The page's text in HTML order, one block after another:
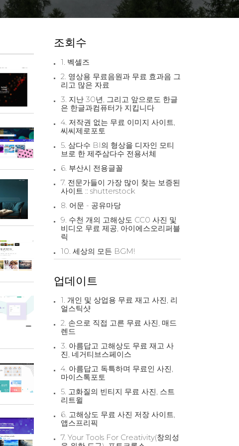
조회수
1. 벡셀즈
2. 영상용 무료음원과 무료 효과음 그
리고 많은 자료
3. 지난 30년, 그리고 앞으로도 한글
은 한글과컴퓨터가 지킵니다
4. 저작권 없는 무료 이미지 사이트,
씨씨제로포토
5. 삼다수 BI의 형상을 디자인 모티
브로 한 제주삼다수 전용서체
6. 부산시 전용글꼴
7. 전문가들이 가장 많이 찾는 보증된
사이트 :: shutterstock
8. 어문 - 공유마당
9. 수천 개의 고해상도 CC0 사진 및
비디오 무료 제공, 아이에스오리퍼블
릭
10. 세상의 모든 BGM!
업데이트
1. 개인 및 상업용 무료 재고 사진, 리
얼스틱샷
2. 손으로 직접 고른 무료 사진, 매드
렌드
3. 아름답고 고해상도 무료 재고 사
진, 네거티브스페이스
4. 아름답고 독특하며 무료인 사진,
마이스톡포토
5. 고화질의 빈티지 무료 사진, 스트
리트윌
6. 고해상도 무료 사진 저장 사이트,
앱스프리픽
7. Your Tools For Creativity(창의성